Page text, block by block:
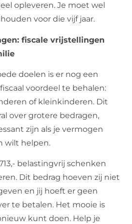
opleveren. Je moet wel
voor die vijf jaar.
fiscale vrijstellingen
doelen is er nog een
voordeel te behalen:
of kleinkinderen. Dit
over grotere bedragen,
zijn als je vermogen
wilt helpen.
belastingvrij schenken
Dit bedrag hoeven zij niet
en jij hoeft er geen
te betalen. Het mooie is
kunt doen. Help je